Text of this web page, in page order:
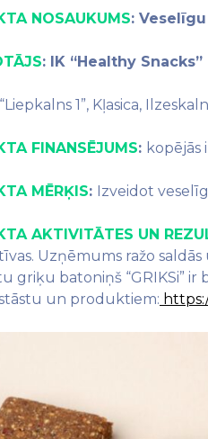
NOSAUKUMS:
: IK “Healthy Snacks”
“Liepkalns 1”, Kļasica,
FINANSĒJUMS: kopējās
MĒRĶIS: Izveidot
AKTIVITĀTES UN
Uzņēmums ražo
griķu batoniņš “GRIKSi”
stāstu un produktiem: